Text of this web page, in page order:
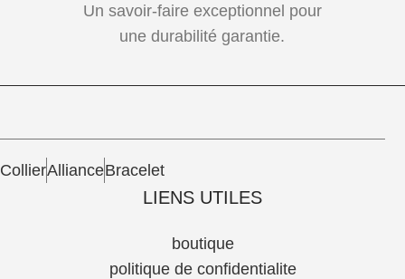
Un savoir-faire exceptionnel pour
une durabilité garantie.
CollierAllianceBracelet
LIENS UTILES
boutique
politique de confidentialite